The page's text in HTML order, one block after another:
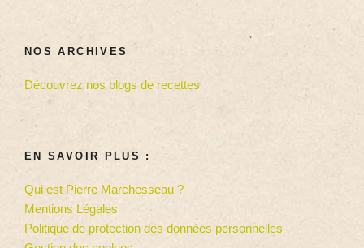
NOS ARCHIVES
Découvrez nos blogs de recettes
EN SAVOIR PLUS :
Qui est Pierre Marchesseau ?
Mentions Légales
Politique de protection des données personnelles